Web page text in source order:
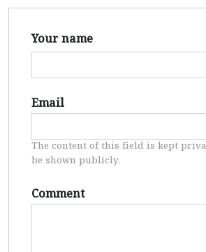
Your name
Email
The content of this field is kept
be shown publicly.
Comment